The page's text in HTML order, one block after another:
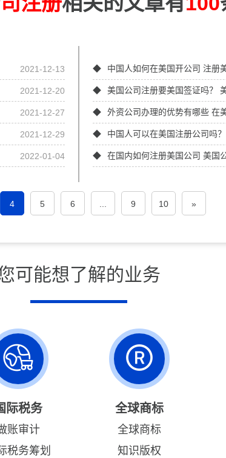
2021-12-13
2021-12-20
2021-12-27
2021-12-29
2022-01-04
中国人如何在美国开公司 注册
美国公司注册要美国签证吗？
外资公司办理的优势有哪些 在
中国人可以在美国注册公司吗
在国内如何注册美国公司 美国
4 5 6 9 10 »
可能想了解的业务
际税务
账审计
税务筹划
全球商标
全球商标
知识版权